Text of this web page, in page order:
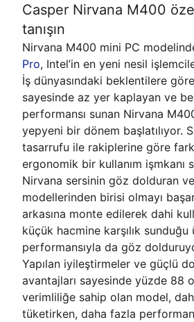
Casper Nirvana M400
tanışın
Nirvana M400 mini PC
Pro, Intel’in en yeni nesil
İş dünyasındaki beklentilere
sayesinde az yer kaplayan ve
performansı sunan Nirvana
yepyeni bir dönem başlatılıyor.
tasarrufu ile rakiplerine göre
ergonomik bir kullanım işmkanı
Nirvana sersinin göz dolduran
modellerinden birisi olmayı
arkasına monte edilerek dahi
küçük hacmine karşılık sunduğu
performansıyla da göz
Yapılan iyileştirmeler ve güçlü
avantajları sayesinde yüzde 88
verimliliğe sahip olan model,
tüketirken, daha fazla